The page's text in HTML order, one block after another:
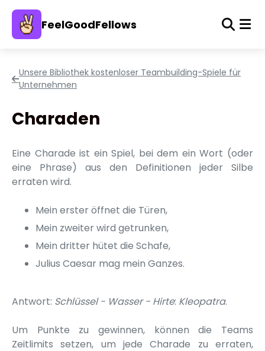
FeelGoodFellows
Unsere Bibliothek kostenloser Teambuilding-Spiele für
Unternehmen
Charaden
Eine Charade ist ein Spiel, bei dem ein Wort (oder
eine Phrase) aus den Definitionen jeder Silbe
erraten wird.
Mein erster öffnet die Türen,
Mein zweiter wird getrunken,
Mein dritter hütet die Schafe,
Julius Caesar mag mein Ganzes.
Antwort: Schlüssel - Wasser - Hirte: Kleopatra.
Um Punkte zu gewinnen, können die Teams
Zeitlimits setzen, um jede Charade zu erraten,